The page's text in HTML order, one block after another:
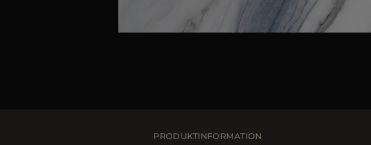
PRODUKTINFORMATION